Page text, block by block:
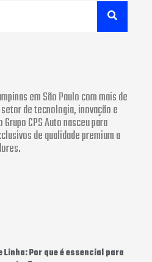
em São Paulo com mais de
de tecnologia, inovação e
CPS Auto nasceu para
de qualidade premium a
Linha: Por que é essencial para